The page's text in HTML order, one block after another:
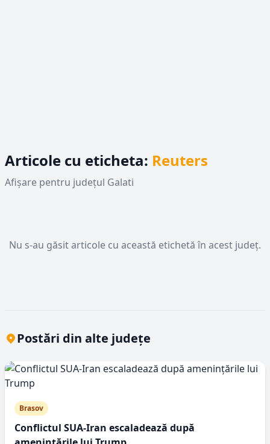
Articole cu eticheta: Reuters
Afișare pentru județul Galati
Nu s-au găsit articole cu această etichetă în acest județ.
Postări din alte județe
Brasov
Conflictul SUA-Iran escaladează după